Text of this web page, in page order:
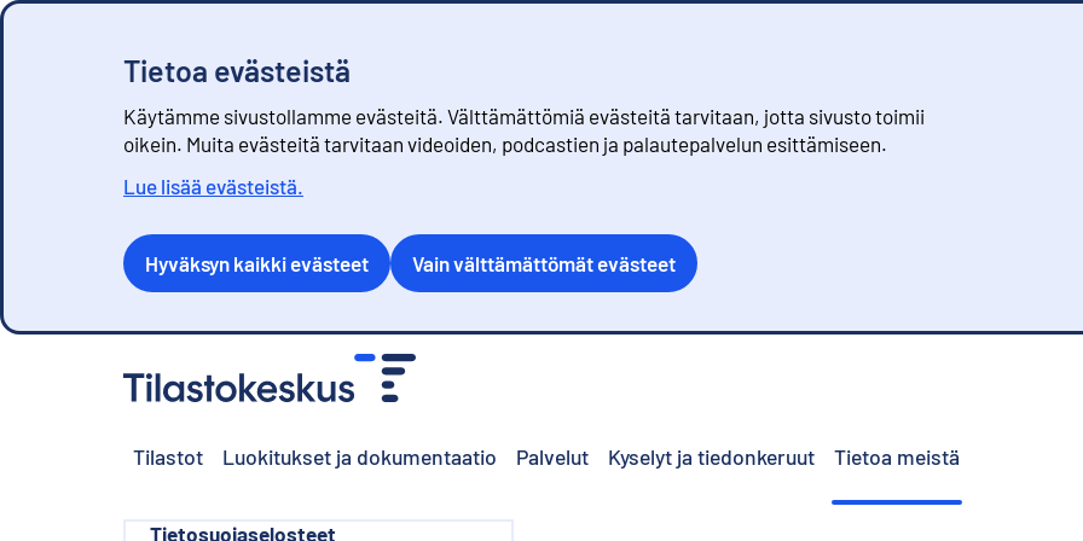
Tietoa evästeistä
Käytämme sivustollamme evästeitä. Välttämättömiä evästeitä tarvitaan, jotta sivusto toimii
oikein. Muita evästeitä tarvitaan videoiden, podcastien ja palautepalvelun esittämiseen.
Lue lisää evästeistä.
Hyväksyn kaikki evästeet Vain välttämättömät evästeet
Tilastot Luokitukset ja dokumentaatio Palvelut Kyselyt ja tiedonkeruut Tietoa meistä
Tietosuojaselosteet